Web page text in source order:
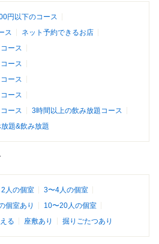
円以下のコース
ス
ネット予約できるお店
ース
ース
ース
ース
ース
3時間以上の飲み放題コース
題&飲み放題
2人の個室
3〜4人の個室
個室あり
10〜20人の個室
る 座敷あり 掘りごたつあり